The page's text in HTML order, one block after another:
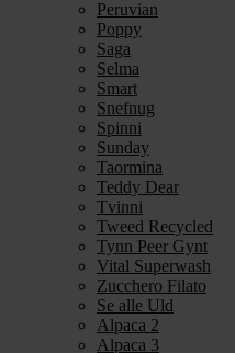
Peruvian
Poppy
Saga
Selma
Smart
Snefnug
Spinni
Sunday
Taormina
Teddy Dear
Tvinni
Tweed Recycled
Tynn Peer Gynt
Vital Superwash
Zucchero Filato
Se alle Uld
Alpaca 2
Alpaca 3